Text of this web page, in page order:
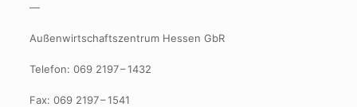
—
Außenwirtschaftszentrum Hessen GbR
Telefon: 069 2197 – 1432
Fax: 069 2197 – 1541